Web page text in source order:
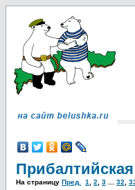
На страницу Пред. 1 2 3 32